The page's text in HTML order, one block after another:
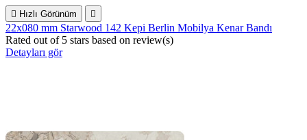
 Hızlı Görünüm 
22x080 mm Starwood 142 Kepi Berlin Mobilya Kenar Bandı
Rated out of 5 stars based on review(s)
Detayları gör